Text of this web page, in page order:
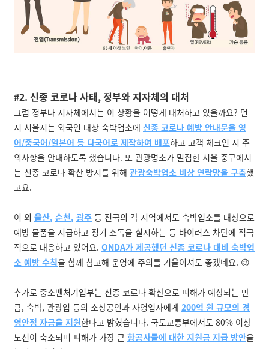
#2. 신종 코로나 사태, 정부와 지자체의 대처
그럼 정부나 지자체에서는 이 상황을 어떻게 대처하고 있을까요? 먼
저 서울시는 외국인 대상 숙박업소에 신종 코로나 예방 안내문을 영
어/중국어/일본어 등 다국어로 제작하여 배포하고 고객 체크인 시 주
의사항을 안내하도록 했습니다. 또 관광명소가 밀집한 서울 중구에서
는 신종 코로나 확산 방지를 위해 관광숙박업소 비상 연락망을 구축했
고요.
이 외 울산, 순천, 광주 등 전국의 각 지역에서도 숙박업소를 대상으로
예방 물품을 지급하고 정기 소독을 실시하는 등 바이러스 차단에 적극
적으로 대응하고 있어요. ONDA가 제공했던 신종 코로나 대비 숙박업
소 예방 수칙을 함께 참고해 운영에 주의를 기울이셔도 좋겠네요. 😉
추가로 중소벤처기업부는 신종 코로나 확산으로 피해가 예상되는 만
큼, 숙박, 관광업 등의 소상공인과 자영업자에게 200억 원 규모의 경
영안정 자금을 지원한다고 밝혔습니다. 국토교통부에서도 80% 이상
노선이 축소되며 피해가 가장 큰 항공사들에 대한 지원금 지급 방안을